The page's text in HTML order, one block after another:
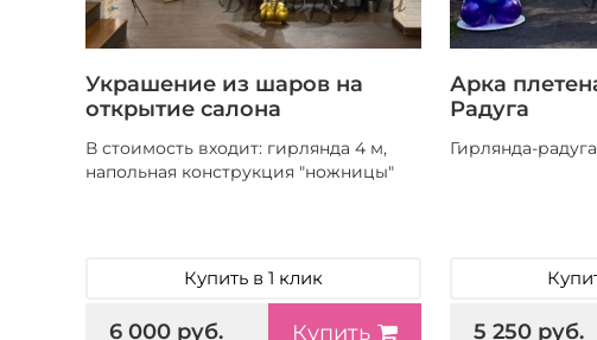
Украшение из шаров на
открытие салона
В стоимость входит: гирлянда 4 м,
напольная конструкция "ножницы"
Купить в 1 клик
6 000 руб. Купить
Арка
Радуга
Гирлянда-
5 250 руб.